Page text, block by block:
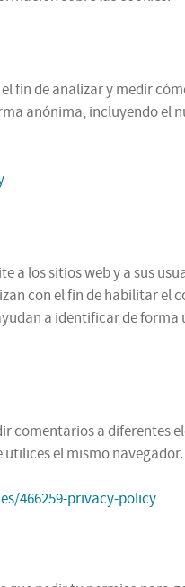
fin de analizar y medir
anónima, incluyendo el
a los sitios web y a sus
con el fin de habilitar
a identificar de
comentarios a diferentes
utilices el mismo navegador.
466259-privacy-policy